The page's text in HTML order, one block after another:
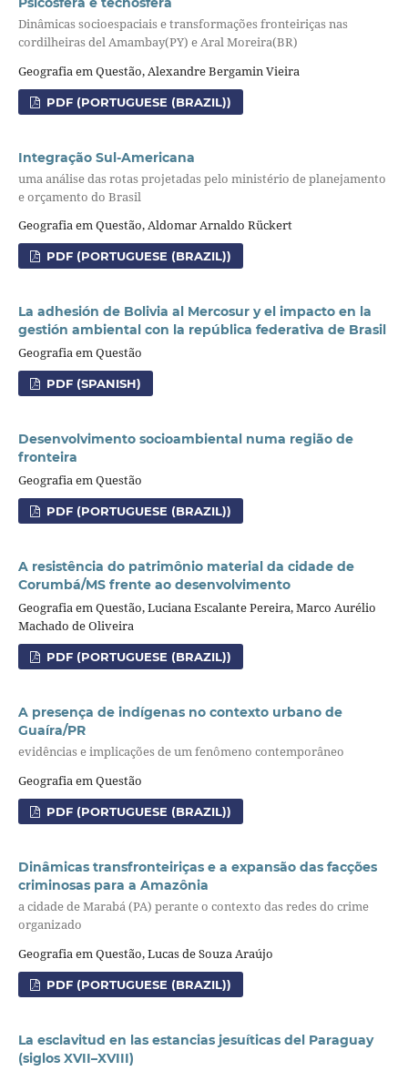
Dinâmicas socioespaciais e transformações fronteiriças nas
cordilheiras del Amambay(PY) e Aral Moreira(BR)
Geografia em Questão, Alexandre Bergamin Vieira
PDF (PORTUGUESE (BRAZIL))
Integração Sul-Americana
uma análise das rotas projetadas pelo ministério de planejamento
e orçamento do Brasil
Geografia em Questão, Aldomar Arnaldo Rückert
PDF (PORTUGUESE (BRAZIL))
La adhesión de Bolivia al Mercosur y el impacto en la
gestión ambiental con la república federativa de Brasil
Geografia em Questão
PDF (SPANISH)
Desenvolvimento socioambiental numa região de
fronteira
Geografia em Questão
PDF (PORTUGUESE (BRAZIL))
A resistência do patrimônio material da cidade de
Corumbá/MS frente ao desenvolvimento
Geografia em Questão, Luciana Escalante Pereira, Marco Aurélio
Machado de Oliveira
PDF (PORTUGUESE (BRAZIL))
A presença de indígenas no contexto urbano de
Guaíra/PR
evidências e implicações de um fenômeno contemporâneo
Geografia em Questão
PDF (PORTUGUESE (BRAZIL))
Dinâmicas transfronteiriças e a expansão das facções
criminosas para a Amazônia
a cidade de Marabá (PA) perante o contexto das redes do crime
organizado
Geografia em Questão, Lucas de Souza Araújo
PDF (PORTUGUESE (BRAZIL))
La esclavitud en las estancias jesuíticas del Paraguay
(siglos XVII–XVIII)